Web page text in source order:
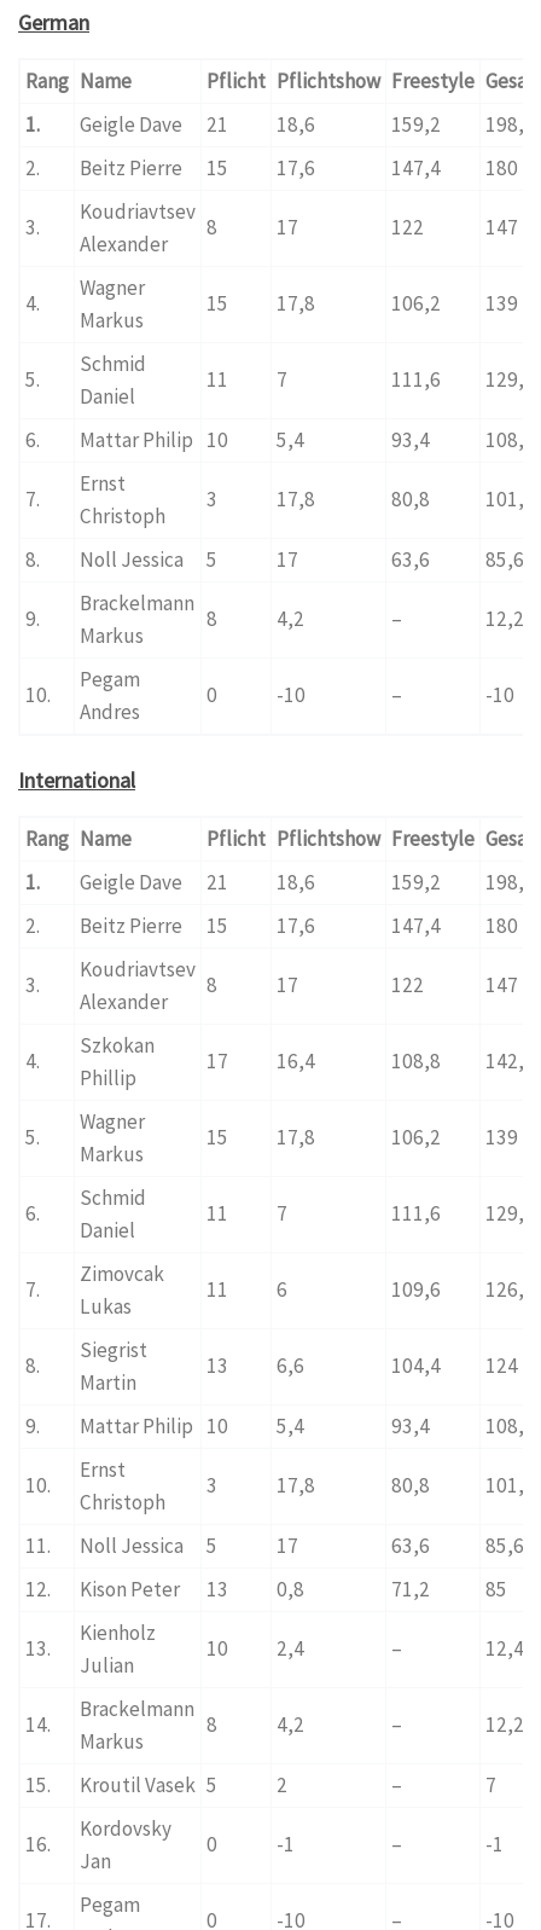
German
Rang Name Pflicht Pflichtshow Freestyle
1.
Geigle Dave 21 18,6 159,2
198,8
2.
Beitz Pierre 15 17,6 147,4 180
3.
Koudriavtsev
Alexander
8 17 122 147
4.
Wagner
Markus
15 17,8 106,2 139
5.
Schmid
Daniel
11 7 111,6 129,6
6. Mattar Philip 10 5,4 93,4 108,8
7.
Ernst
Christoph
3 17,8 80,8 101,6
8. Noll Jessica 5 17 63,6 85,6
9.
Brackelmann
Markus
8 4,2 – 12,2
10.
Pegam
Andres
0 -10 – -10
International
Rang Name Pflicht Pflichtshow Freestyle
1.
Geigle Dave 21 18,6 159,2
198,8
2.
Beitz Pierre 15 17,6 147,4 180
3.
Koudriavtsev
Alexander
8 17 122 147
4.
Szkokan
Phillip
17 16,4 108,8 142,2
5.
Wagner
Markus
15 17,8 106,2 139
6.
Schmid
Daniel
11 7 111,6 129,6
7.
Zimovcak
Lukas
11 6 109,6 126,6
8.
Siegrist
Martin
13 6,6 104,4 124
9. Mattar Philip 10 5,4 93,4 108,8
10.
Ernst
Christoph
3 17,8 80,8 101,6
11. Noll Jessica 5 17 63,6
85,6
12.
Kison Peter 13 0,8 71,2 85
13.
Kienholz
Julian
10 2,4 – 12,4
14.
Brackelmann
Markus
8 4,2 – 12,2
15. Kroutil Vasek 5 2 – 7
16.
Kordovsky
Jan
0 -1 – -1
17.
Pegam
0 -10 – -10